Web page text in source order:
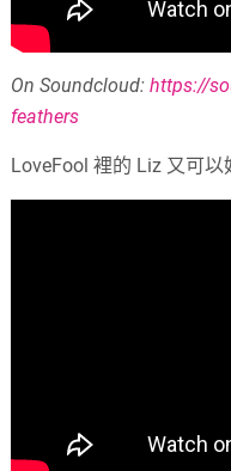
On Soundcloud:https://
feathers
LoveFool 裡的 Liz 又可